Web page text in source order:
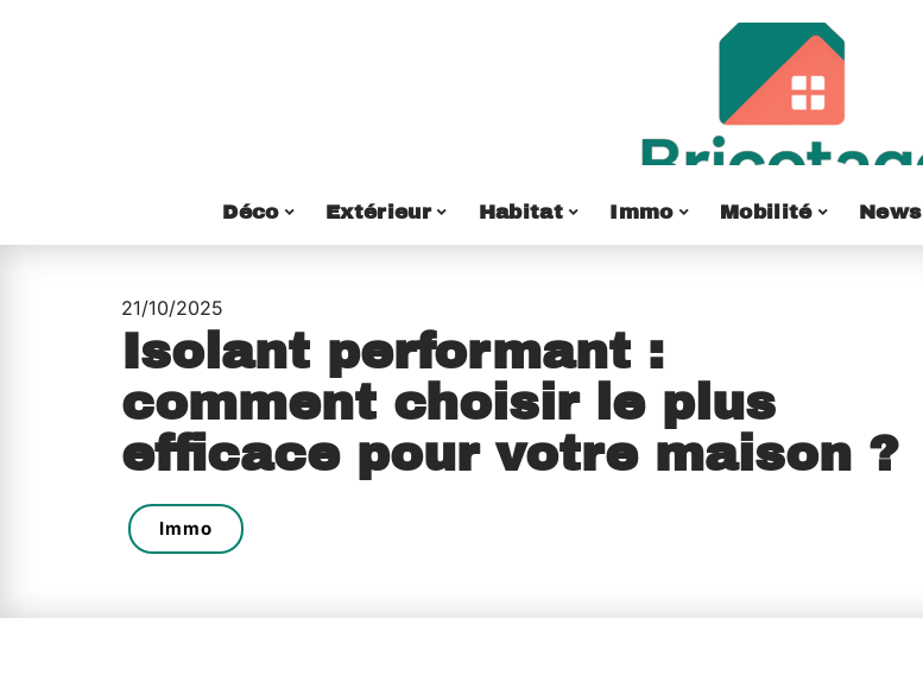
Déco Extérieur Habitat Immo Mobilité News
21/10/2025
Isolant performant :
comment choisir le plus
efficace pour votre maison ?
Immo